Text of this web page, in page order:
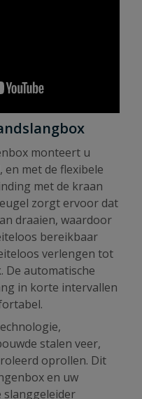
monteert u
en met de flexibele
met de kraan
zorgt ervoor dat
draaien, waardoor
bereikbaar
verlengen tot
De automatische
in korte intervallen
stalen veer,
oprollen. Dit
en uw
slanggeleider